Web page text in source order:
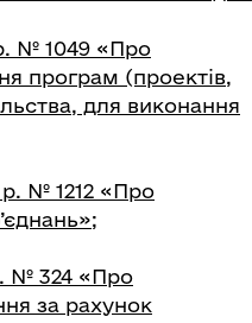
р. № 1049 «Про
програм (проектів,
для виконання
р. № 1212 «Про
;
№ 324 «Про
за рахунок